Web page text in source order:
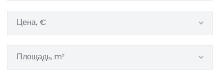
Цена, €
Площадь, m²